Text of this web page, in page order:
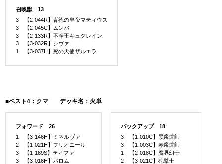
召喚獣 13
3 【2-044R】背徳の皇帝マティウス
3 【2-045C】ムンバ
3 【2-133R】不浄王キュクレイン
3 【3-032R】シヴァ
1 【3-037H】死の天使ザルエラ
■ベスト4：クマ デッキ名：火単
フォワード 26
1 【3-146H】ミネルヴァ
2 【1-021H】フリオニール
3 【1-189S】ティファ
3 【3-016H】パロム
バックアップ 18
3 【1-010C】黒魔道師
3 【1-003C】赤魔道師
1 【2-018C】魔界幻士
2 【3-021C】砲撃士